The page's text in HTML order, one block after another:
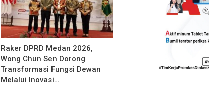
Raker DPRD Medan 2026,
Wong Chun Sen Dorong
Transformasi Fungsi Dewan
Melalui Inovasi…